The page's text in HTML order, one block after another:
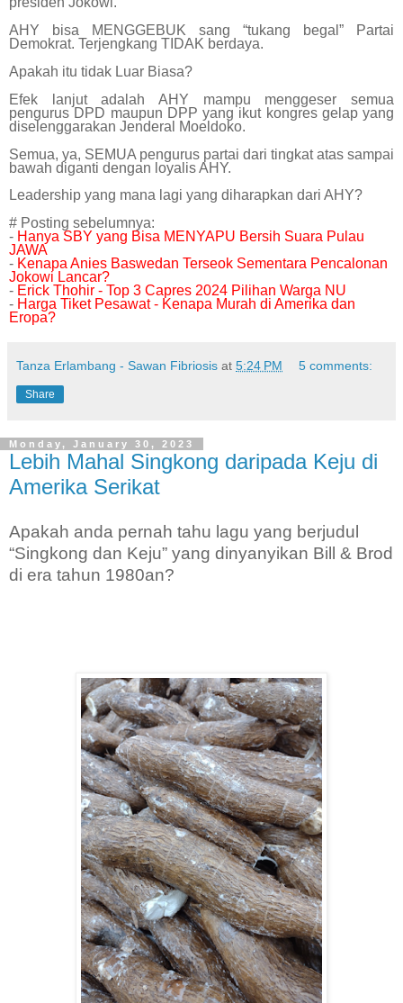
AHY bisa MENGGEBUK sang “tukang begal” Partai
Demokrat. Terjengkang TIDAK berdaya.
Apakah itu tidak Luar Biasa?
Efek lanjut adalah AHY mampu menggeser semua
pengurus DPD maupun DPP yang ikut kongres gelap yang
diselenggarakan Jenderal Moeldoko.
Semua, ya, SEMUA pengurus partai dari tingkat atas sampai
bawah diganti dengan loyalis AHY.
Leadership yang mana lagi yang diharapkan dari AHY?
# Posting sebelumnya:
- Hanya SBY yang Bisa MENYAPU Bersih Suara Pulau
JAWA
- Kenapa Anies Baswedan Terseok Sementara Pencalonan
Jokowi Lancar?
- Erick Thohir - Top 3 Capres 2024 Pilihan Warga NU
- Harga Tiket Pesawat - Kenapa Murah di Amerika dan
Eropa?
Tanza Erlambang - Sawan Fibriosis at 5:24 PM 5 comments:
Share
Monday, January 30, 2023
Lebih Mahal Singkong daripada Keju di
Amerika Serikat
Apakah anda pernah tahu lagu yang berjudul
“Singkong dan Keju” yang dinyanyikan Bill & Brod
di era tahun 1980an?